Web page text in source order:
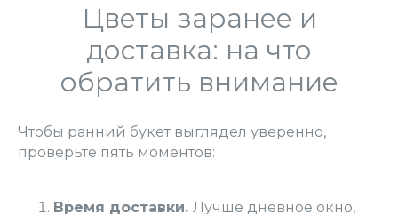
Цветы заранее и
доставка: на что
обратить внимание
Чтобы ранний букет выглядел уверенно,
проверьте пять моментов:
Время доставки. Лучше дневное окно,